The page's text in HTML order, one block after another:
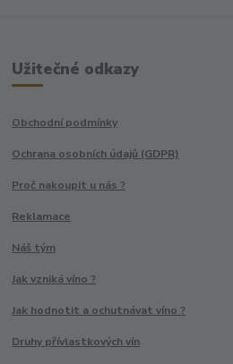
Užitečné odkazy
Obchodní podmínky
Ochrana osobních údajů (GDPR)
Proč nakoupit u nás ?
Reklamace
Náš tým
Jak vzniká víno ?
Jak hodnotit a ochutnávat víno ?
Druhy přívlastkových vín